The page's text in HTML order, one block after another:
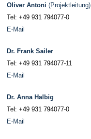
Oliver Antoni (Projektleitung)
Tel: +49 931 794077-0
E-Mail
Dr. Frank Sailer
Tel: +49 931 794077-11
E-Mail
Dr. Anna Halbig
Tel: +49 931 794077-0
E-Mail